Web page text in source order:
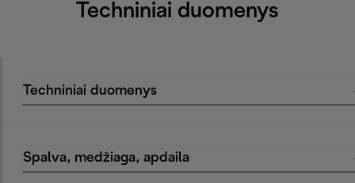
Techniniai duomenys
Techniniai duomenys
Spalva, medžiaga, apdaila